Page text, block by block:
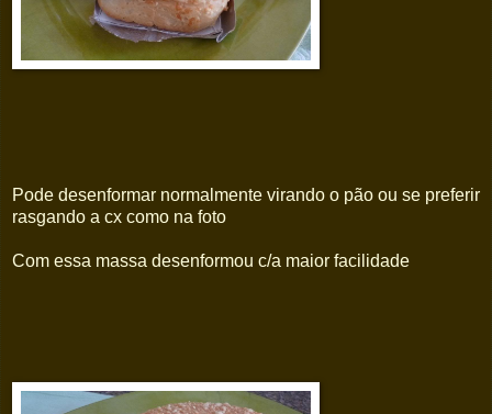
Pode desenformar normalmente virando o pão ou se preferir
rasgando a cx como na foto
Com essa massa desenformou c/a maior facilidade